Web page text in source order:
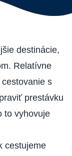
destinácie,
Relatívne
s
prestávku
to vyhovuje
cestujeme